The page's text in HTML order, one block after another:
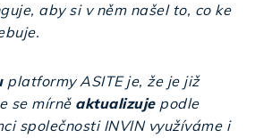
aby si v něm našel to, co ke
platformy ASITE je, že je již
se mírně aktualizujepodle
společnosti INVIN využíváme i